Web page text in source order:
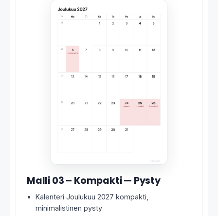
Malli 03 – Kompakti — Pysty
Kalenteri Joulukuu 2027 kompakti,
minimalistinen pysty